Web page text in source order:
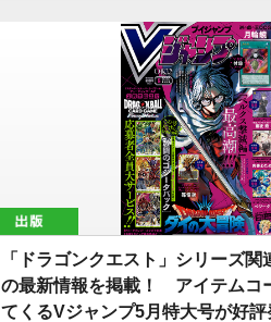
「ドラゴンクエスト」シリーズ関
の最新情報を掲載！ アイテムコ
てくるVジャンプ5月特大号が好評